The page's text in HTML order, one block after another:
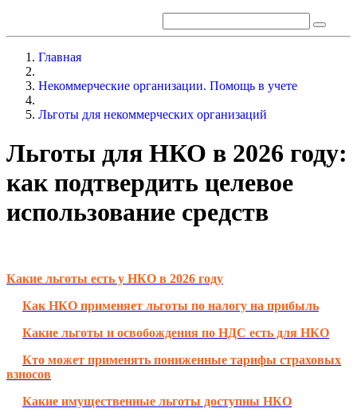
Главная
Некоммерческие организации. Помощь в учете
Льготы для некоммерческих организаций
Льготы для НКО в 2026 году:
как подтвердить целевое
использование средств
Какие льготы есть у НКО в 2026 году
Как НКО применяет льготы по налогу на прибыль
Какие льготы и освобождения по НДС есть для НКО
Кто может применять пониженные тарифы страховых
взносов
Какие имущественные льготы доступны НКО